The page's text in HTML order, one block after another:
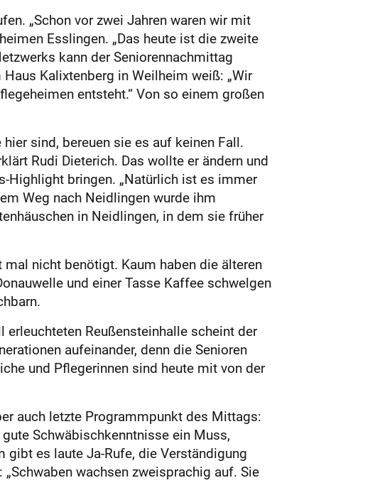
„Schon vor zwei Jahren waren wir mit
Esslingen. „Das heute ist die zweite
kann der Seniorennachmittag
Kalixtenberg in Weilheim weiß: „Wir
entsteht.“ Von so einem großen
sind, bereuen sie es auf keinen Fall.
Rudi Dieterich. Das wollte er ändern und
Highlight bringen. „Natürlich ist es immer
Weg nach Neidlingen wurde ihm
in Neidlingen, in dem sie früher
mal nicht benötigt. Kaum haben die älteren
und einer Tasse Kaffee schwelgen
Reußensteinhalle scheint der
aufeinander, denn die Senioren
und Pflegerinnen sind heute mit von der
auch letzte Programmpunkt des Mittags:
Schwäbischkenntnisse ein Muss,
gibt es laute Ja-Rufe, die Verständigung
wachsen zweisprachig auf. Sie